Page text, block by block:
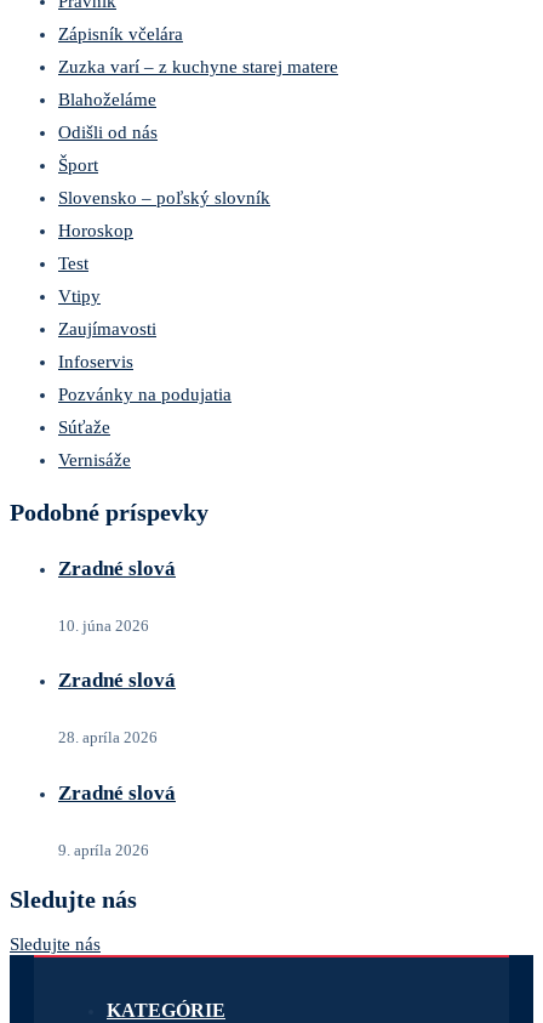
Zápisník včelára
Zuzka varí – z kuchyne starej matere
Blahoželáme
Odišli od nás
Šport
Slovensko – poľský slovník
Horoskop
Test
Vtipy
Zaujímavosti
Infoservis
Pozvánky na podujatia
Súťaže
Vernisáže
Podobné príspevky
Zradné slová
10. júna 2026
Zradné slová
28. apríla 2026
Zradné slová
9. apríla 2026
Sledujte nás
Sledujte nás
KATEGÓRIE